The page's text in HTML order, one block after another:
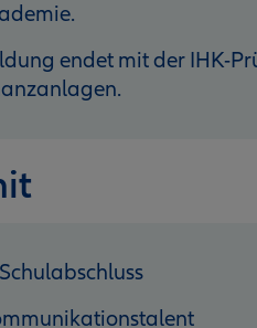
endet mit der IHK-